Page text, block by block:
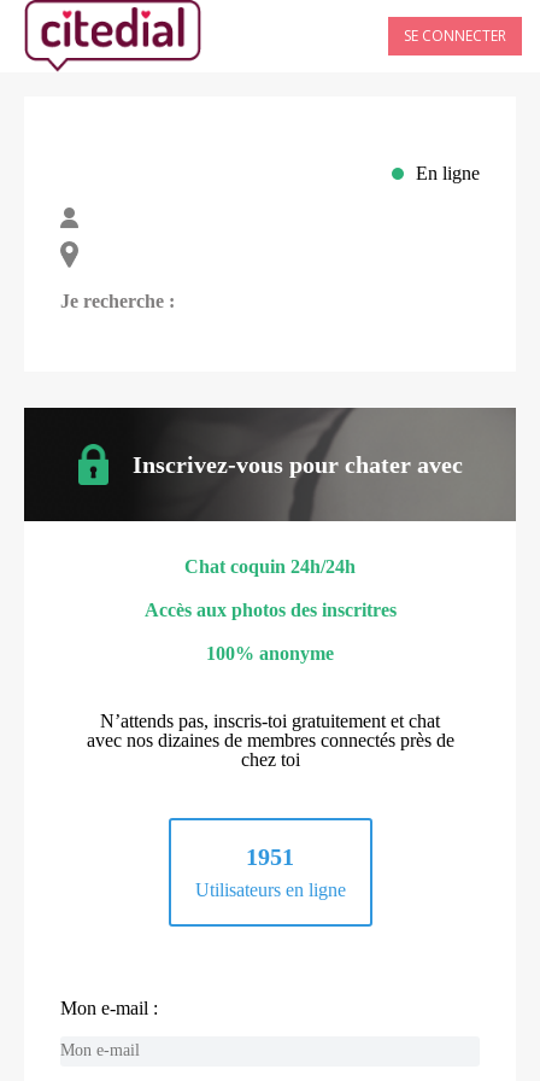
SE CONNECTER
En ligne
Je recherche :
Inscrivez-vous pour chater avec
Chat coquin 24h/24h
Accès aux photos des inscritres
100% anonyme
N’attends pas, inscris-toi gratuitement et chat
avec nos dizaines de membres connectés près de
chez toi
1951
Utilisateurs en ligne
Mon e-mail :